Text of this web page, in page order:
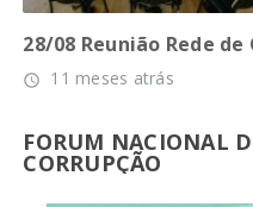
28/08 Reunião Rede
access_time 11 meses atrás
FORUM NACIONAL
CORRUPÇÃO